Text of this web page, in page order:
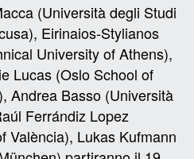
(Università degli Studi
Eirinaios-Stylianos
University of Athens),
Lucas (Oslo School of
Andrea Basso (Università
Ferrándiz Lopez
València), Lukas Kufmann